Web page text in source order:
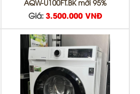
AQW-U100FT.BK mới 95%
Giá: 3.500.000 VNĐ